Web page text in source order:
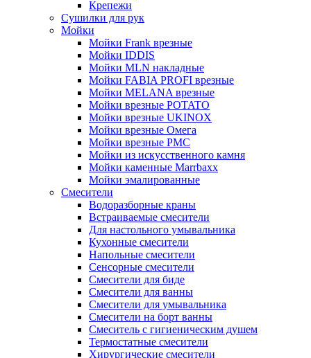
Крепежи
Сушилки для рук
Мойки
Мойки Frank врезные
Мойки IDDIS
Мойки MLN накладные
Мойки FABIA PROFI врезные
Мойки MELANA врезные
Мойки врезные POTATO
Мойки врезные UKINOX
Мойки врезные Омега
Мойки врезные РМС
Мойки из искусственного камня
Мойки каменные Marrbaxx
Мойки эмалированные
Смесители
Водоразборные краны
Встраиваемые смесители
Для настольного умывальника
Кухонные смесители
Напольные смесители
Сенсорные смесители
Смесители для биде
Смесители для ванны
Смесители для умывальника
Смесители на борт ванны
Смеситель с гигиеническим душем
Термостатные смесители
Хирургические смесители